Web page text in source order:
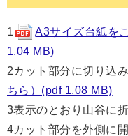
1
A3サイズ台紙を
1.04 MB)
2カット部分に切り込
ちら）(pdf 1.08 MB)
3表示のとおり山谷に
4カット部分を外側に